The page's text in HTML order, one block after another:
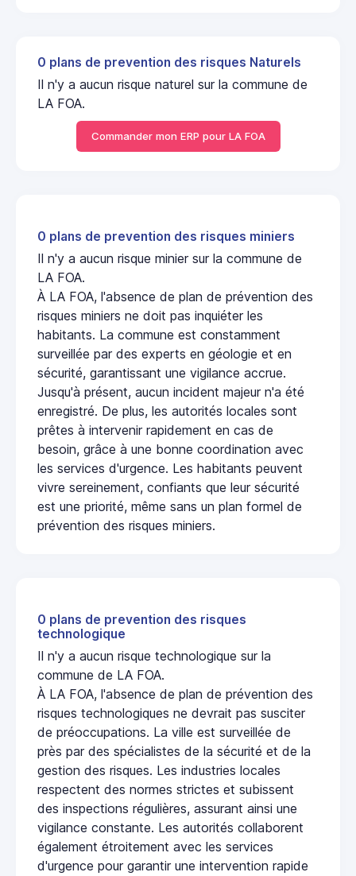
0 plans de prevention des risques Naturels
Il n'y a aucun risque naturel sur la commune de
LA FOA.
Commander mon ERP pour LA FOA
0 plans de prevention des risques miniers
Il n'y a aucun risque minier sur la commune de
LA FOA.
À LA FOA, l'absence de plan de prévention des
risques miniers ne doit pas inquiéter les
habitants. La commune est constamment
surveillée par des experts en géologie et en
sécurité, garantissant une vigilance accrue.
Jusqu'à présent, aucun incident majeur n'a été
enregistré. De plus, les autorités locales sont
prêtes à intervenir rapidement en cas de
besoin, grâce à une bonne coordination avec
les services d'urgence. Les habitants peuvent
vivre sereinement, confiants que leur sécurité
est une priorité, même sans un plan formel de
prévention des risques miniers.
0 plans de prevention des risques
technologique
Il n'y a aucun risque technologique sur la
commune de LA FOA.
À LA FOA, l'absence de plan de prévention des
risques technologiques ne devrait pas susciter
de préoccupations. La ville est surveillée de
près par des spécialistes de la sécurité et de la
gestion des risques. Les industries locales
respectent des normes strictes et subissent
des inspections régulières, assurant ainsi une
vigilance constante. Les autorités collaborent
également étroitement avec les services
d'urgence pour garantir une intervention rapide